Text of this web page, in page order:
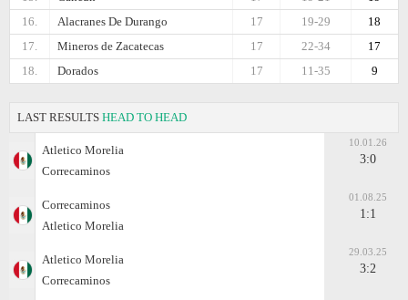
16.
Alacranes De Durango 18
19-29
17
17.
Mineros de Zacatecas 17
22-34
17
18.
Dorados 9
11-35
17
LAST RESULTS HEAD TO HEAD
Atletico Morelia
Correcaminos
10.01.26
3:0
Correcaminos
Atletico Morelia
01.08.25
1:1
Atletico Morelia
Correcaminos
29.03.25
3:2